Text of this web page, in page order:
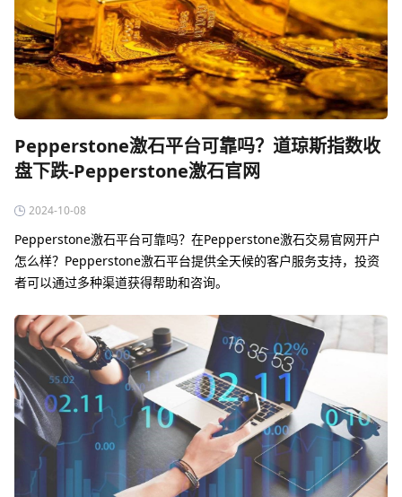
Pepperstone激石平台可靠吗？道琼斯指数收
盘下跌-Pepperstone激石官网
2024-10-08
Pepperstone激石平台可靠吗？在Pepperstone激石交易官网开户
怎么样？Pepperstone激石平台提供全天候的客户服务支持，投资
者可以通过多种渠道获得帮助和咨询。